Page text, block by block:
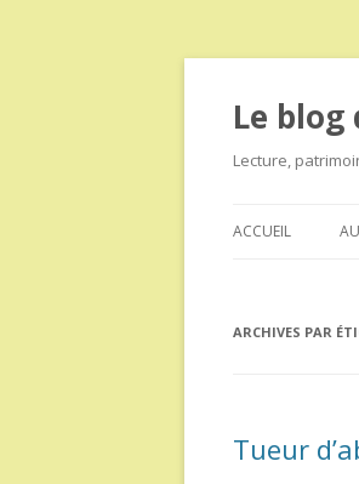
Le blog
Lecture,
ACCUEIL
ARCHIVES PAR
Tueur